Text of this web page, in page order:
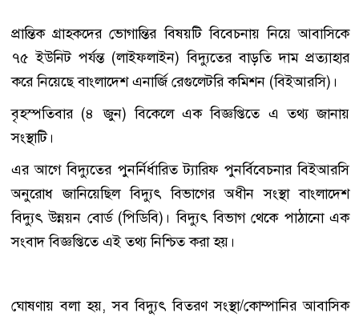
প্রান্তিক গ্রাহকদের ভোগান্তির বিষয়টি বিবেচনায় নিয়ে আবাসিকে
৭৫ ইউনিট পর্যন্ত (লাইফলাইন) বিদ্যুতের বাড়তি দাম প্রত্যাহার
করে নিয়েছে বাংলাদেশ এনার্জি রেগুলেটরি কমিশন (বিইআরসি)।
বৃহস্পতিবার (৪ জুন) বিকেলে এক বিজ্ঞপ্তিতে এ তথ্য জানায়
সংস্থাটি।
এর আগে বিদ্যুতের পুনর্নির্ধারিত ট্যারিফ পুনর্বিবেচনার বিইআরসি
অনুরোধ জানিয়েছিল বিদ্যুৎ বিভাগের অধীন সংস্থা বাংলাদেশ
বিদ্যুৎ উন্নয়ন বোর্ড (পিডিবি)। বিদ্যুৎ বিভাগ থেকে পাঠানো এক
সংবাদ বিজ্ঞপ্তিতে এই তথ্য নিশ্চিত করা হয়।
ঘোষণায় বলা হয়, সব বিদ্যুৎ বিতরণ সংস্থা/কোম্পানির আবাসিক